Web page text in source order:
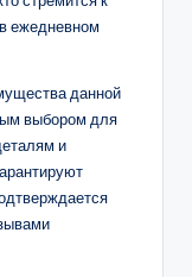
ежедневном
данной
выбором для
и